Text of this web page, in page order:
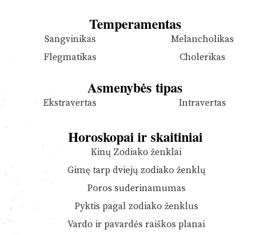
Temperamentas
Sangvinikas
Melancholikas
Flegmatikas
Cholerikas
Asmenybės tipas
Ekstravertas Intravertas
Horoskopai ir skaitiniai
Kinų Zodiako ženklai
Gimę tarp dviejų zodiako ženklų
Poros suderinamumas
Pyktis pagal zodiako ženklus
Vardo ir pavardės raiškos planai